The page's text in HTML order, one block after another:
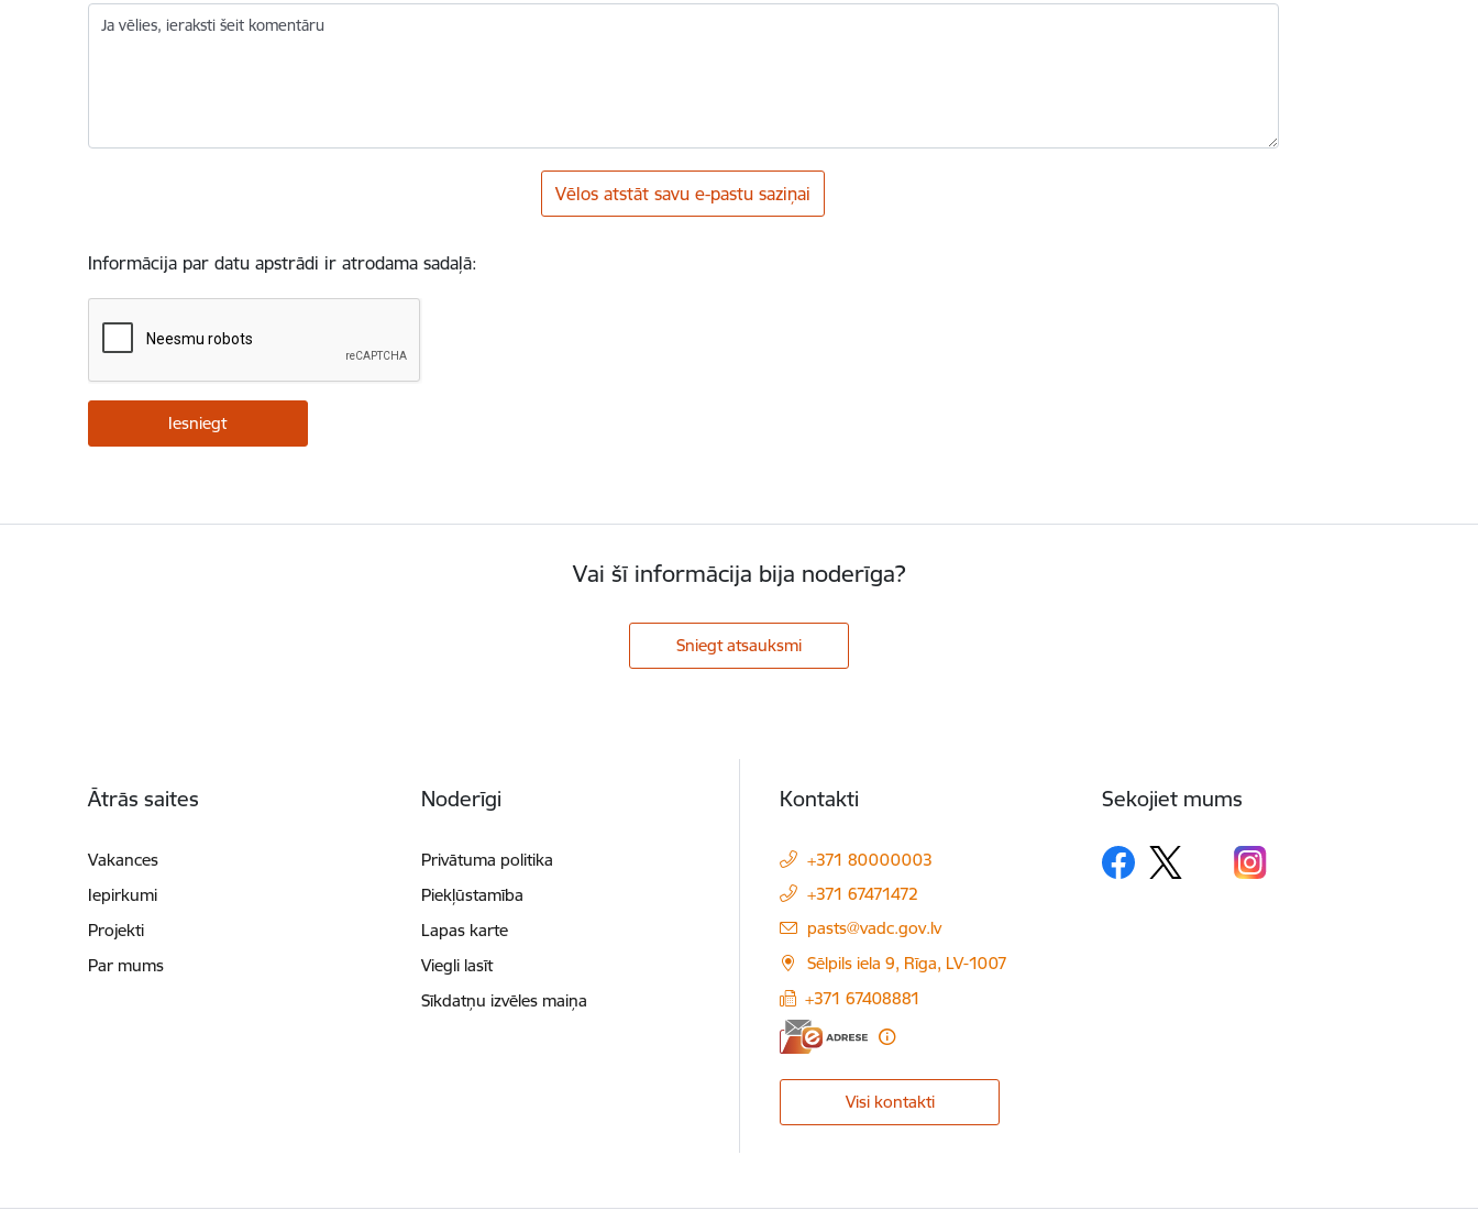
Ja vēlies, ieraksti šeit komentāru
Vēlos atstāt savu e-pastu saziņai
Informācija par datu apstrādi ir atrodama sadaļā:
Vai šī informācija bija noderīga?
Sniegt atsauksmi
Ātrās saites
Vakances
Iepirkumi
Projekti
Par mums
Noderīgi
Privātuma politika
Piekļūstamība
Lapas karte
Viegli lasīt
Sīkdatņu izvēles maiņa
Kontakti
+371 80000003
+371 67471472
E-pasts:
pasts@vadc.gov.lv
Sēlpils iela 9, Rīga, LV-1007
+371 67408881
Visi kontakti
Sekojiet mums